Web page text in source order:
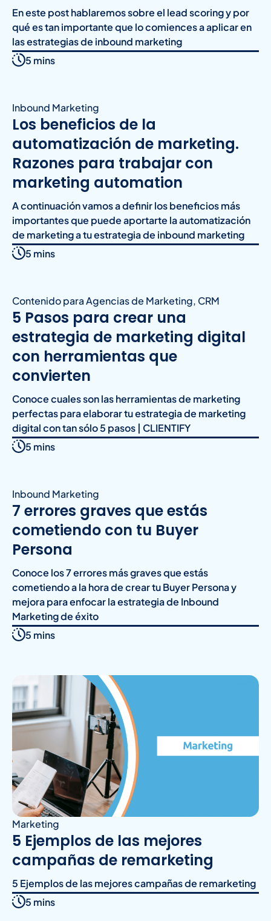
En este post hablaremos sobre el lead scoring y por
qué es tan importante que lo comiences a aplicar en
las estrategias de inbound marketing
5 mins
Inbound Marketing
Los beneficios de la
automatización de marketing.
Razones para trabajar con
marketing automation
A continuación vamos a definir los beneficios más
importantes que puede aportarte la automatización
de marketing a tu estrategia de inbound marketing
5 mins
Contenido para Agencias de Marketing, CRM
5 Pasos para crear una
estrategia de marketing digital
con herramientas que
convierten
Conoce cuales son las herramientas de marketing
perfectas para elaborar tu estrategia de marketing
digital con tan sólo 5 pasos | CLIENTIFY
5 mins
Inbound Marketing
7 errores graves que estás
cometiendo con tu Buyer
Persona
Conoce los 7 errores más graves que estás
cometiendo a la hora de crear tu Buyer Persona y
mejora para enfocar la estrategia de Inbound
Marketing de éxito
5 mins
Marketing
5 Ejemplos de las mejores
campañas de remarketing
5 Ejemplos de las mejores campañas de remarketing
5 mins